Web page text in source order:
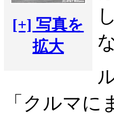
[+] 写真を
拡大
「クルマ